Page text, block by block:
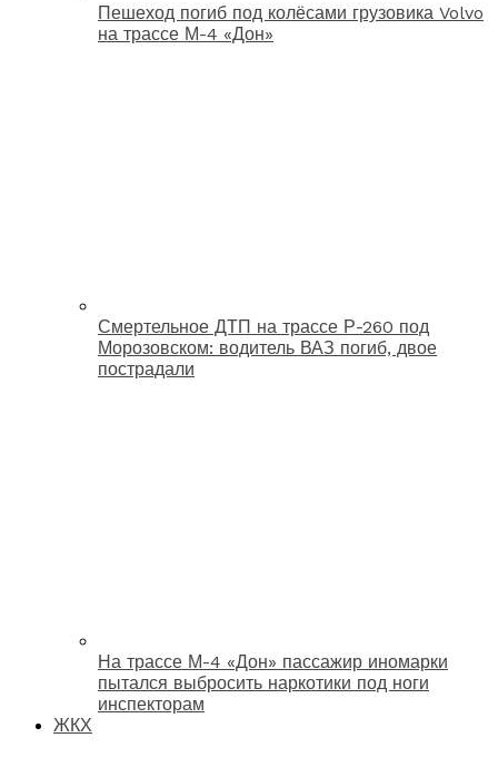
Пешеход погиб под колёсами грузовика Volvo
на трассе М-4 «Дон»
Смертельное ДТП на трассе Р-260 под
Морозовском: водитель ВАЗ погиб, двое
пострадали
На трассе М-4 «Дон» пассажир иномарки
пытался выбросить наркотики под ноги
инспекторам
ЖКХ